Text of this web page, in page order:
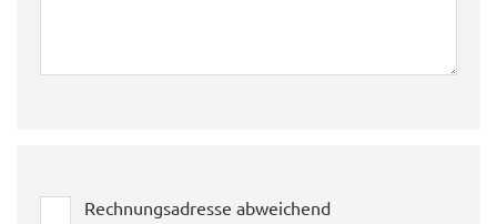
Rechnungsadresse abweichend